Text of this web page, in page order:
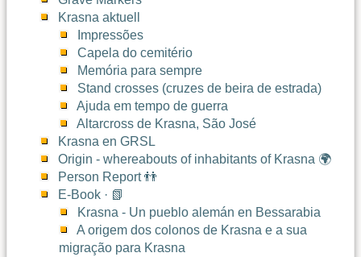
Krasna aktuell
Impressões
Capela do cemitério
Memória para sempre
Stand crosses (cruzes de beira de estrada)
Ajuda em tempo de guerra
Altarcross de Krasna, São José
Krasna en GRSL
Origin - whereabouts of inhabitants of Krasna 🌍
Person Report 👬
E-Book · 📗
Krasna - Un pueblo alemán en Bessarabia
A origem dos colonos de Krasna e a sua
migração para Krasna